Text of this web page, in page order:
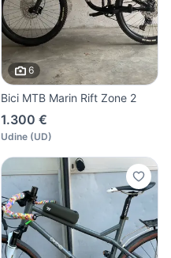
6
Bici MTB Marin Rift Zone 2
1.300 €
Udine (UD)